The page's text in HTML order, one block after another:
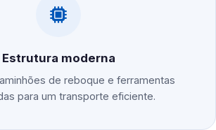
Estrutura moderna
de reboque e ferramentas
para um transporte eficiente.